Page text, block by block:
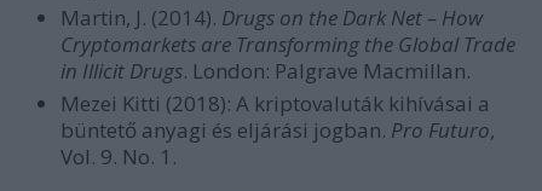
Martin, J. (2014). Drugs on the Dark Net – How
Cryptomarkets are Transforming the Global Trade
in Illicit Drugs. London: Palgrave Macmillan.
Mezei Kitti (2018): A kriptovaluták kihívásai a
büntető anyagi és eljárási jogban. Pro Futuro,
Vol. 9. No. 1.